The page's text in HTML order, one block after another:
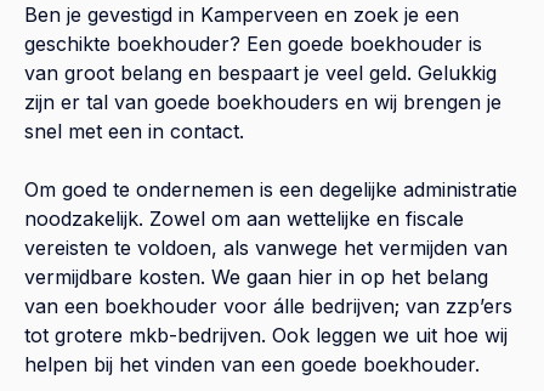
Ben je gevestigd in Kamperveen en zoek je een
geschikte boekhouder? Een goede boekhouder is
van groot belang en bespaart je veel geld. Gelukkig
zijn er tal van goede boekhouders en wij brengen je
snel met een in contact.
Om goed te ondernemen is een degelijke administratie
noodzakelijk. Zowel om aan wettelijke en fiscale
vereisten te voldoen, als vanwege het vermijden van
vermijdbare kosten. We gaan hier in op het belang
van een boekhouder voor álle bedrijven; van zzp’ers
tot grotere mkb-bedrijven. Ook leggen we uit hoe wij
helpen bij het vinden van een goede boekhouder.